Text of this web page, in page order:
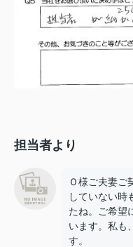
担当者より
Ｏ様ご夫妻ご
していない時
たね。ご希望
います。私も
す。